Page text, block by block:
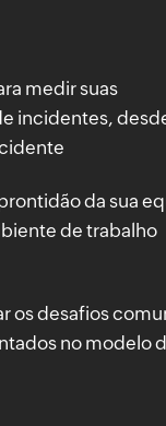
medir suas
incidentes,
da sua
de trabalho
os desafios
no modelo